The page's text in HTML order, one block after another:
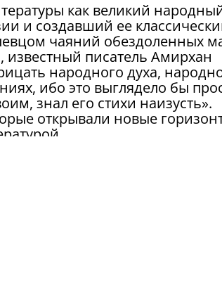
как великий
и создавший ее
чаяний обездоленных
писатель Амирхан
народного духа,
ибо это выглядело бы
знал его стихи наизусть».
открывали новые